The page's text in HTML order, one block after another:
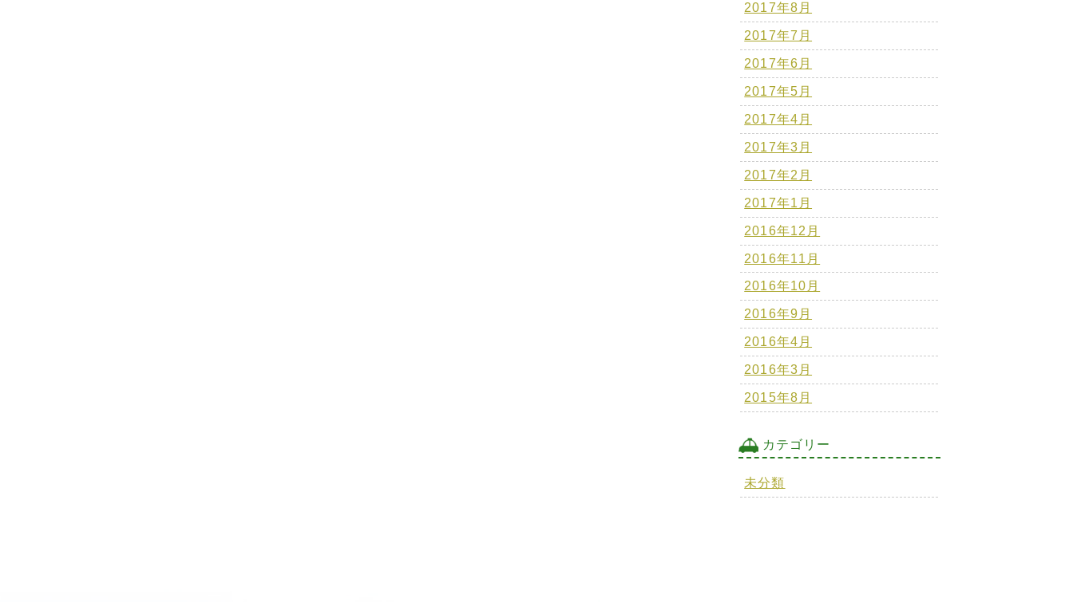
2017年8月
2017年7月
2017年6月
2017年5月
2017年4月
2017年3月
2017年2月
2017年1月
2016年12月
2016年11月
2016年10月
2016年9月
2016年4月
2016年3月
2015年8月
カテゴリー
未分類